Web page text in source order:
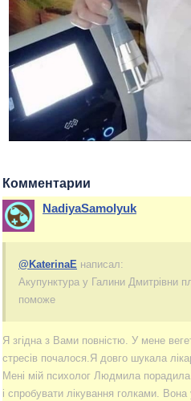
Комментарии
NadiyaSamolyuk
@KaterinaE написал:
Акупунктура у Галини Дмитрівни
поможе
Я згідна з Вами повністю. У мене
стресів почалося.Я довго шукала
Мені мій психолог Людмила
і спробувати лікування голками. Вона